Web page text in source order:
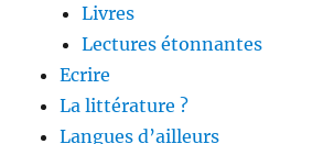
Livres
Lectures étonnantes
Ecrire
La littérature ?
Langues d’ailleurs